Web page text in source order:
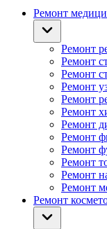
Ремонт
Ремонт
Ремонт
Ремонт
Ремонт
Ремонт
Ремонт
Ремонт
Ремонт
Ремонт
Ремонт
Ремонт
Ремонт
Ремонт